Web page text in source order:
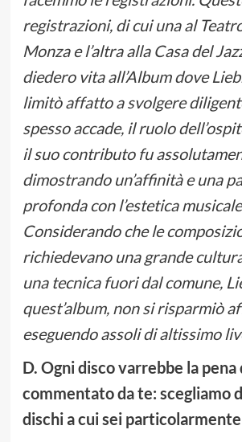
registrazioni, di cui unaal
Monza e l’altra alla Casa del
diedero vita all’Album dove
limitò affatto a svolgere
spesso accade, il ruolo
il suo contributo fu
dimostrando un’affinità e una
profonda con l’estetica
Considerando che le
richiedevano una grande
una tecnica fuori dal comune,
quest’album, non si risparmiò
eseguendo assoli di altissimo
D. Ogni disco varrebbe la pena
commentato da te: scegliamo
dischi a cui sei